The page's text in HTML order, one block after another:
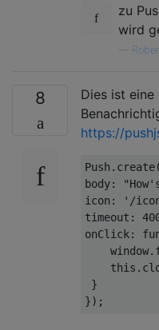
zu
wird
8
Dies ist
https://
Push . create(
body:
icon : '/
timeout :
onClick:
    window
.
this .
}
});